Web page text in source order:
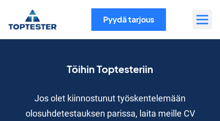
sisältöön
Pyydä tarjous
Töihin Toptesteriin
Jos olet kiinnostunut työskentelemään
olosuhdetestauksen parissa, laita meille CV